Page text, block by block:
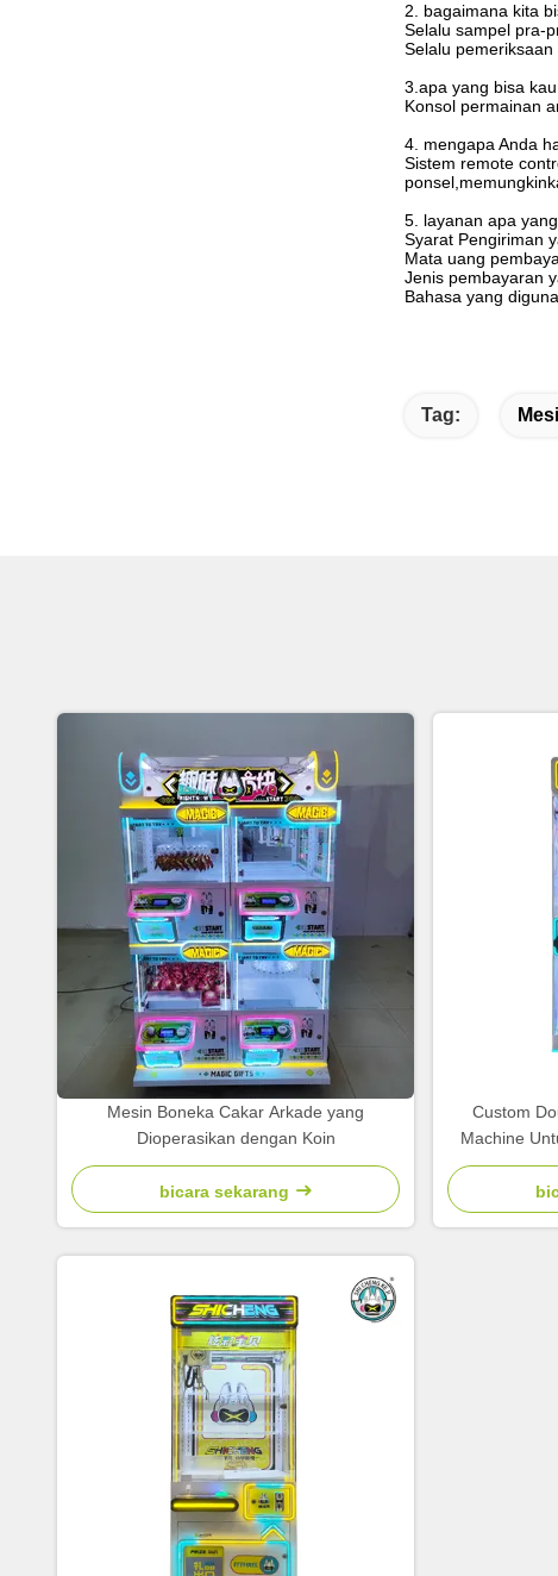
2. bagaimana kita
Selalu sampel pra-
Selalu
3.apa yang bisa
Konsol permainan
4. mengapa Anda
Sistem remote
5. layanan apa
Syarat Pengiriman
Mata uang
Jenis pembayaran
Bahasa yang
Tag:
Mesin Boneka Cakar Arkade yang
Dioperasikan dengan Koin
bicara sekarang
Custom
Machine